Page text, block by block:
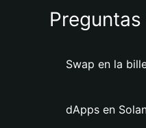
Swap en la
dApps en